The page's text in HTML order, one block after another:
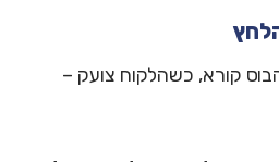
קורא, כשהלקוח צועק –